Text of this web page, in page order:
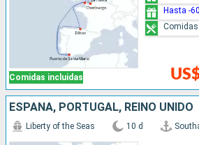
Comidas incluidas
Hasta -
ESPAÑA, PORTUGAL, REINO UNIDO
Liberty of the Seas 10 d